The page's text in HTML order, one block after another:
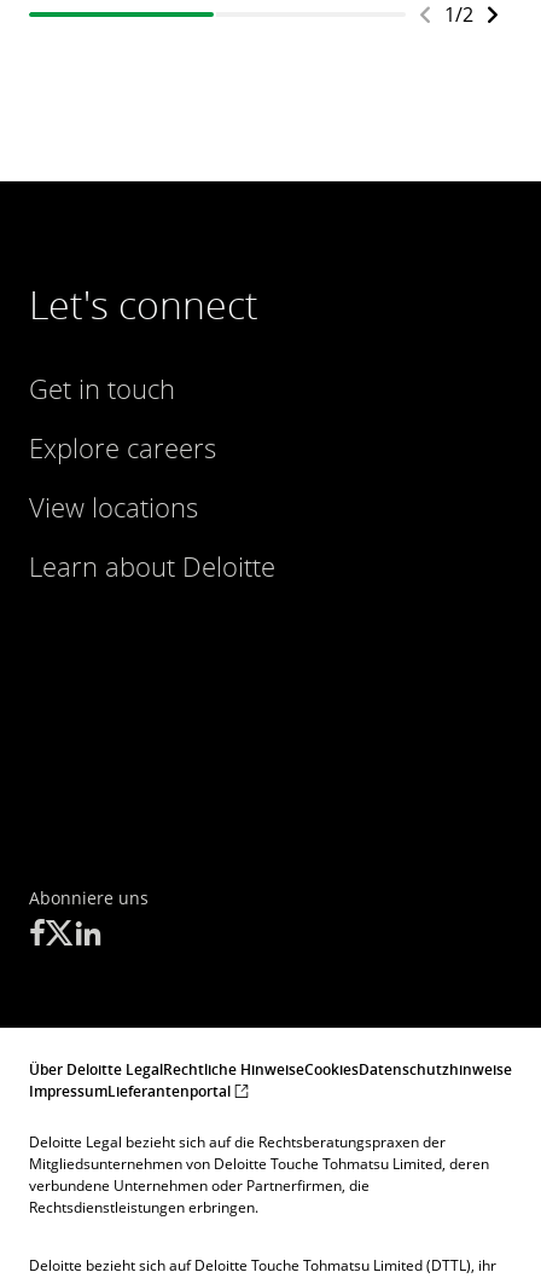
1/2
Let's connect
Get in touch
Explore careers
View locations
Learn about Deloitte
Abonniere uns
Über Deloitte LegalRechtliche HinweiseCookiesDatenschutzhinweise
ImpressumLieferantenportal
Deloitte Legal bezieht sich auf die Rechtsberatungspraxen der
Mitgliedsunternehmen von Deloitte Touche Tohmatsu Limited, deren
verbundene Unternehmen oder Partnerfirmen, die
Rechtsdienstleistungen erbringen.
Deloitte bezieht sich auf Deloitte Touche Tohmatsu Limited (DTTL), ihr